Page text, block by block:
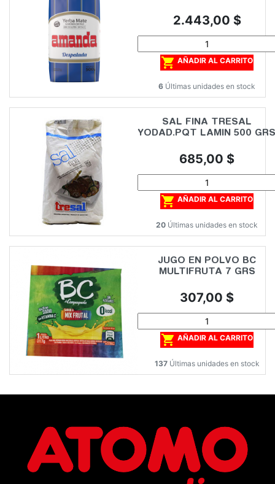
Precio
2.443,00 $
 AÑADIR AL CARRITO
6 Últimas unidades en stock
SAL FINA TRESAL
YODAD.PQT LAMIN 500 GRS
Precio
685,00 $
 AÑADIR AL CARRITO
20 Últimas unidades en stock
JUGO EN POLVO BC
MULTIFRUTA 7 GRS
Precio
307,00 $
 AÑADIR AL CARRITO
137 Últimas unidades en stock